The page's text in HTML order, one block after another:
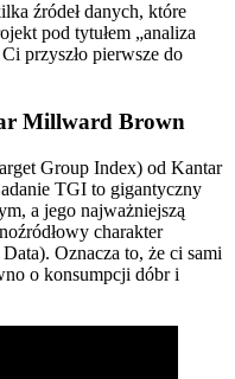
źródeł danych, które
pod tytułem „analiza
przyszło pierwsze do
Millward Brown
Group Index) od Kantar
TGI to gigantyczny
a jego najważniejszą
charakter
Oznacza to, że ci sami
o konsumpcji dóbr i